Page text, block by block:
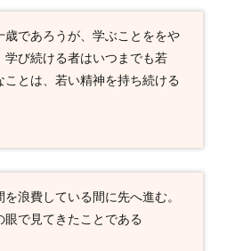
歳であろうが、学ぶことををや
学び続ける者はいつまでも若
ことは、若い精神を持ち続ける
浪費している間に先へ進む。
眼で見てきたことである